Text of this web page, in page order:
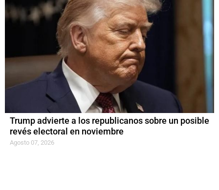
Trump advierte a los republicanos sobre un posible
revés electoral en noviembre
Agosto 07, 2026